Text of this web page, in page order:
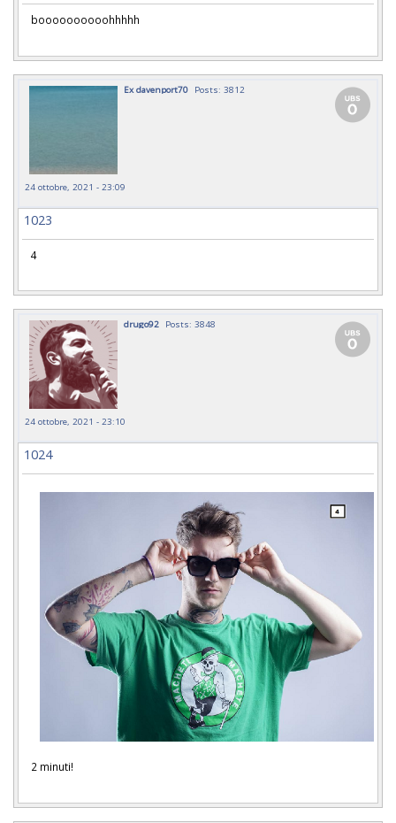
boooooooooohhhhh
Ex davenport70 Posts: 3812
24 ottobre, 2021 - 23:09
1023
4
drugo92 Posts: 3848
24 ottobre, 2021 - 23:10
1024
2 minuti!